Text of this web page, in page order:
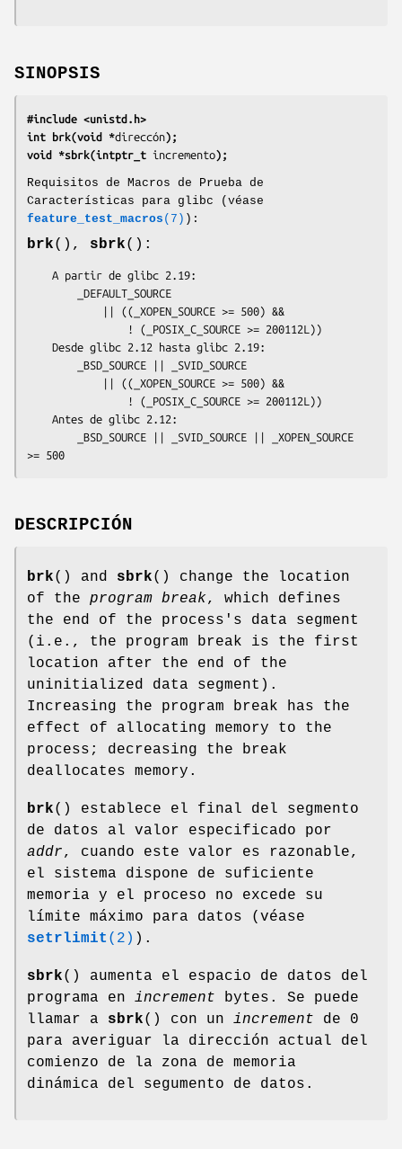
SINOPSIS
#include <unistd.h>
int brk(void *direccón);
void *sbrk(intptr_t incremento);
Requisitos de Macros de Prueba de
Características para glibc (véase
feature_test_macros (7) ):
brk(), sbrk():
>= 500
DESCRIPCIÓN
brk() and sbrk() change the location
of the program break, which defines
the end of the process's data segment
(i.e., the program break is the first
location after the end of the
uninitialized data segment).
Increasing the program break has the
effect of allocating memory to the
process; decreasing the break
deallocates memory.
brk() establece el final del segmento
de datos al valor especificado por
addr, cuando este valor es razonable,
el sistema dispone de suficiente
memoria y el proceso no excede su
límite máximo para datos (véase
setrlimit (2) ).
sbrk() aumenta el espacio de datos del
programa en increment bytes. Se puede
llamar a sbrk() con un increment de 0
para averiguar la dirección actual del
comienzo de la zona de memoria
dinámica del segumento de datos.